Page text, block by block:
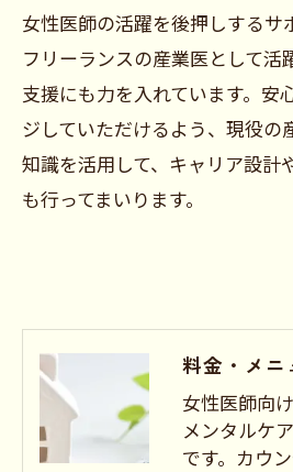
女性医師の活躍を後押しするサ
フリーランスの産業医として活
支援にも力を入れています。安
ジしていただけるよう、現役の
知識を活用して、キャリア設計
も行ってまいります。
料金・メニ
女性医師向
メンタルケ
です。カウ